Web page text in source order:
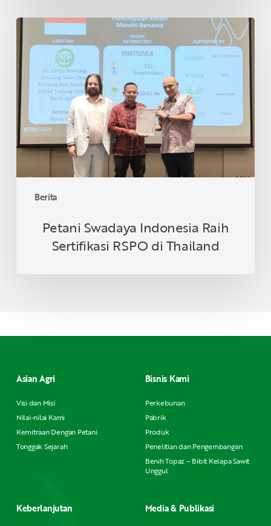
Berita
Petani
Swadaya
Indonesia
Raih
Sertifikasi
RSPO
di
Thailand
Petani Swadaya Indonesia Raih
Sertifikasi RSPO di Thailand
Asian Agri
Visi dan Misi
Nilai-nilai Kami
Kemitraan Dengan Petani
Tonggak Sejarah
Bisnis Kami
Perkebunan
Pabrik
Produk
Penelitian dan Pengembangan
Benih Topaz – Bibit Kelapa Sawit
Unggul
Keberlanjutan Media & Publikasi